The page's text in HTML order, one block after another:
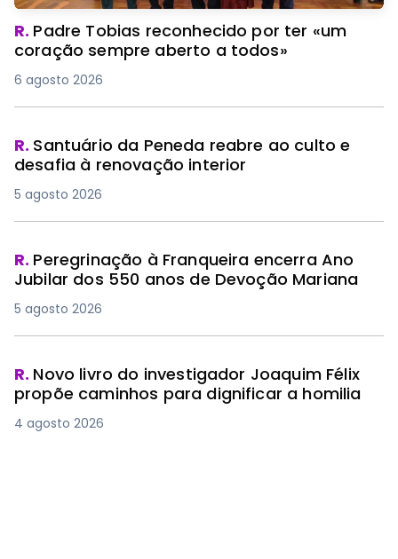
R. Padre Tobias reconhecido por ter «um
coração sempre aberto a todos»
6 agosto 2026
R. Santuário da Peneda reabre ao culto e
desafia à renovação interior
5 agosto 2026
R. Peregrinação à Franqueira encerra Ano
Jubilar dos 550 anos de Devoção Mariana
5 agosto 2026
R. Novo livro do investigador Joaquim Félix
propõe caminhos para dignificar a homilia
4 agosto 2026